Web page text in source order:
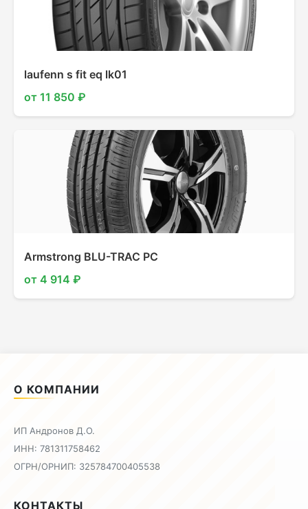
laufenn s fit eq lk01
от 11 850 ₽
Armstrong BLU-TRAC PC
от 4 914 ₽
О КОМПАНИИ
ИП Андронов Д.О.
ИНН: 781311758462
ОГРН/ОРНИП: 325784700405538
КОНТАКТЫ